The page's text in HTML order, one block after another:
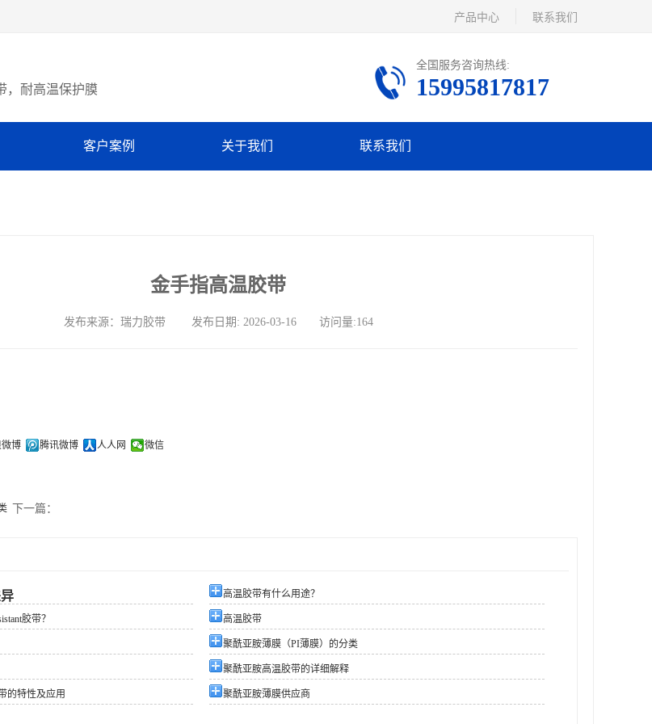
联系我们
产品中心
，耐高温保护膜
全国服务咨询热线:
15995817817
客户案例 关于我们 联系我们
金手指高温胶带
发布来源：瑞力胶带 发布日期: 2026-03-16 访问量:164
博 腾讯微博 人人网 微信
下一篇：
高温胶带有什么用途？
胶带？ 高温胶带
聚酰亚胺薄膜（PI薄膜）的分类
聚酰亚胺高温胶带的详细解释
的特性及应用 聚酰亚胺薄膜供应商